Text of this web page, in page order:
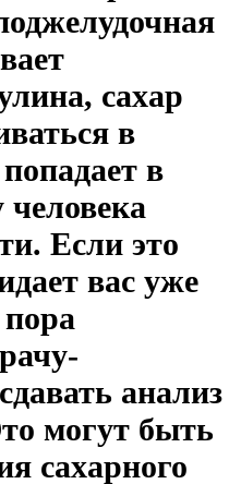
сахар
в
в
Если это
вас уже
анализ
могут быть
сахарного